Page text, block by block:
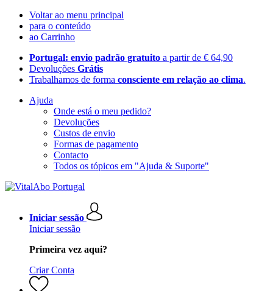
Voltar ao menu principal
para o conteúdo
ao Carrinho
Portugal: envio padrão gratuito a partir de € 64,90
Devoluções Grátis
Trabalhamos de forma consciente em relação ao clima.
Ajuda
Onde está o meu pedido?
Devoluções
Custos de envio
Formas de pagamento
Contacto
Todos os tópicos em "Ajuda & Suporte"
Iniciar sessão
Iniciar sessão
Primeira vez aqui?
Criar Conta